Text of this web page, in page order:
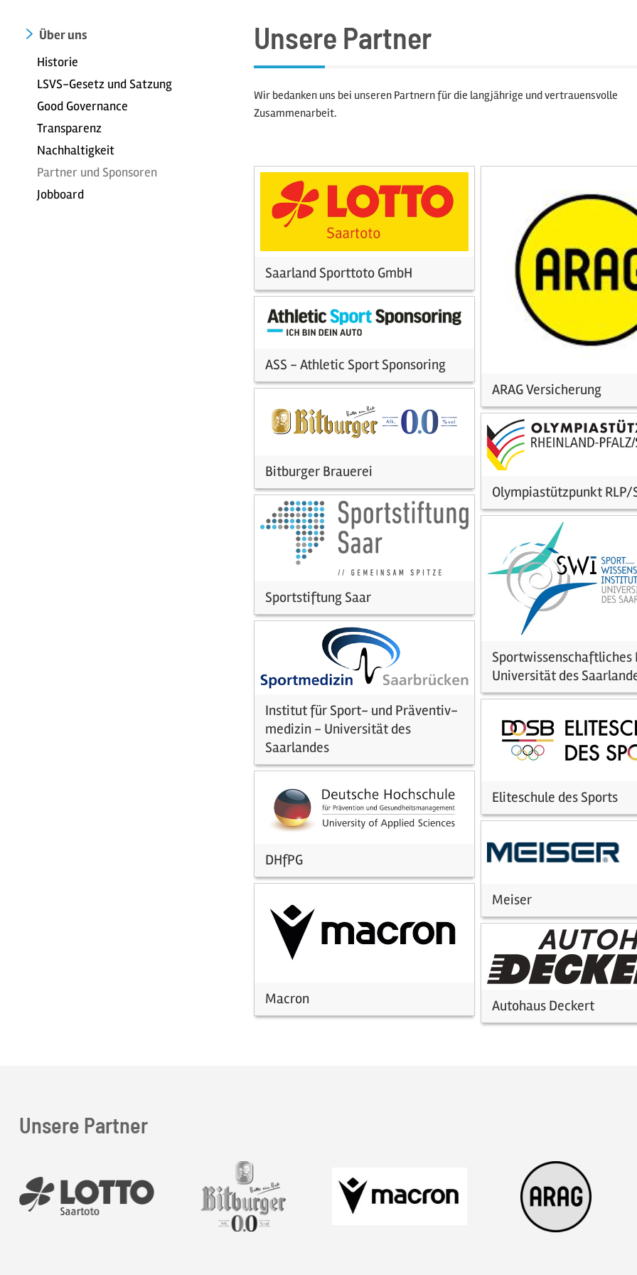
Über uns
Historie
LSVS-Gesetz und Satzung
Good Governance
Transparenz
Nachhaltigkeit
Partner und Sponsoren
Jobboard
Unsere Partner
Wir bedanken uns bei unseren Partnern für die langjährige und vertrauensvolle
Zusammenarbeit.
Saarland Sporttoto GmbH
ARAG Versicherung
ASS - Athletic Sport Sponsoring
Bitburger Brauerei
Olympiastützpunkt RLP/
Sportstiftung Saar
Universität des
Institut für Sport- und Präventiv-
medizin - Universität des
Saarlandes
Eliteschule des Sports
DHfPG
Meiser
Macron Autohaus Deckert
Unsere Partner